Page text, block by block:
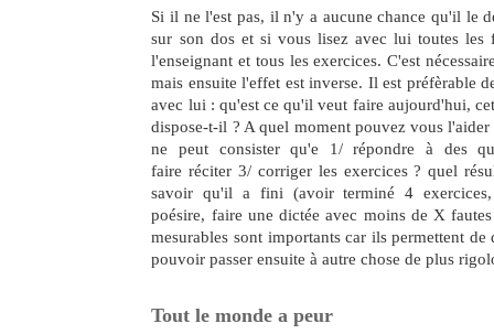
Si il ne l'est pas, il n'y a aucune chance qu'il le
sur son dos et si vous lisez avec lui toutes les
l'enseignant et tous les exercices. C'est
mais ensuite l'effet est inverse. Il est préfèrable
avec lui : qu'est ce qu'il veut faire aujourd'hui,
dispose-t-il ? A quel moment pouvez vous l'aider
ne peut consister qu'e 1/ répondre à des
faire réciter 3/ corriger les exercices ? quel
savoir qu'il a fini (avoir terminé 4
poésire, faire une dictée avec moins de X
mesurables sont importants car ils permettent
pouvoir passer ensuite à autre chose de plus
Tout le monde a peur